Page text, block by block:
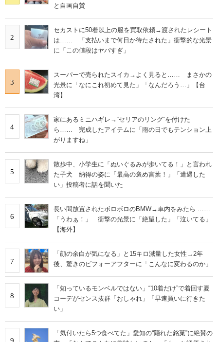
と自画自賛
2
セカストに50着以上の服を買取依頼→渡されたレシート
は…… 「支払いまで何日か待たされた」衝撃的な光景
に「この値段はヤバすぎ」
3
スーパーで売られたスイカ→よく見ると…… まさかの
光景に「なにこれ初めて見た」「なんだろう…」【台
湾】
4
家にあるミニハギレ→“セリアのリング”を付けた
ら…… 完成したアイテムに「雨の日でもテンション上
がりますね」
5
散歩中、小学生に「ぬいぐるみが歩いてる！」と言われ
た子犬 納得の姿に「最高の褒め言葉！」「遭遇した
い」投稿者に話を聞いた
6
長い間放置されたボロボロのBMW→車内をみたら ……
「うわぁ！」 衝撃の光景に「絶望した」「泣いてる」
【海外】
7
「顔の余白が気になる」と15キロ減量した女性→2年
後、驚きのビフォーアフターに「こんなに変わるのか」
8
「知っているモンベルではない」“10着だけ”で着回す夏
コーデがセンス抜群「おしゃれ」「早速買いに行きた
い」
「気付いたら5つ食べてた」愛知の“隠れた銘菓”に絶賛の